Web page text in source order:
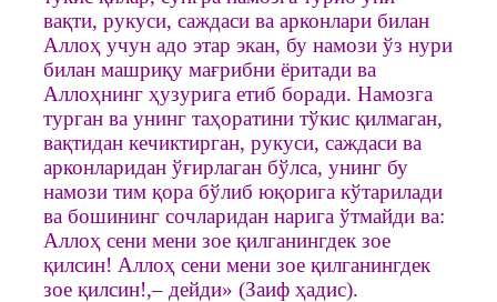
вақти, рукуси, саждаси ва арконлари билан
Аллоҳ учун адо этар экан, бу намози ўз нури
билан машриқу мағрибни ёритади ва
Аллоҳнинг ҳузурига етиб боради. Намозга
турган ва унинг таҳоратини тўкис қилмаган,
вақтидан кечиктирган, рукуси, саждаси ва
арконларидан ўғирлаган бўлса, унинг бу
намози тим қора бўлиб юқорига кўтарилади
ва бошининг сочларидан нарига ўтмайди ва:
Аллоҳ сени мени зое қилганингдек зое
қилсин! Аллоҳ сени мени зое қилганингдек
зое қилсин!,– дейди» (Заиф ҳадис).